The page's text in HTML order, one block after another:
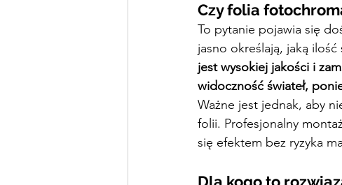
Czy folia
To pytanie pojawia się
jasno określają, jaką ilość
jest wysokiej jakości i
widoczność świateł,
Ważne jest jednak, aby
folii. Profesjonalny
się efektem bez ryzyka